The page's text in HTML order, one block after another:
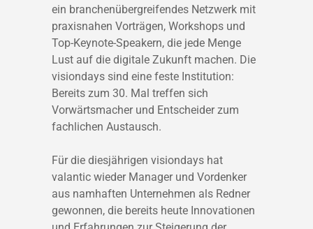
ein branchenübergreifendes Netzwerk mit
praxisnahen Vorträgen, Workshops und
Top-Keynote-Speakern, die jede Menge
Lust auf die digitale Zukunft machen. Die
visiondays sind eine feste Institution:
Bereits zum 30. Mal treffen sich
Vorwärtsmacher und Entscheider zum
fachlichen Austausch.
Für die diesjährigen visiondays hat
valantic wieder Manager und Vordenker
aus namhaften Unternehmen als Redner
gewonnen, die bereits heute Innovationen